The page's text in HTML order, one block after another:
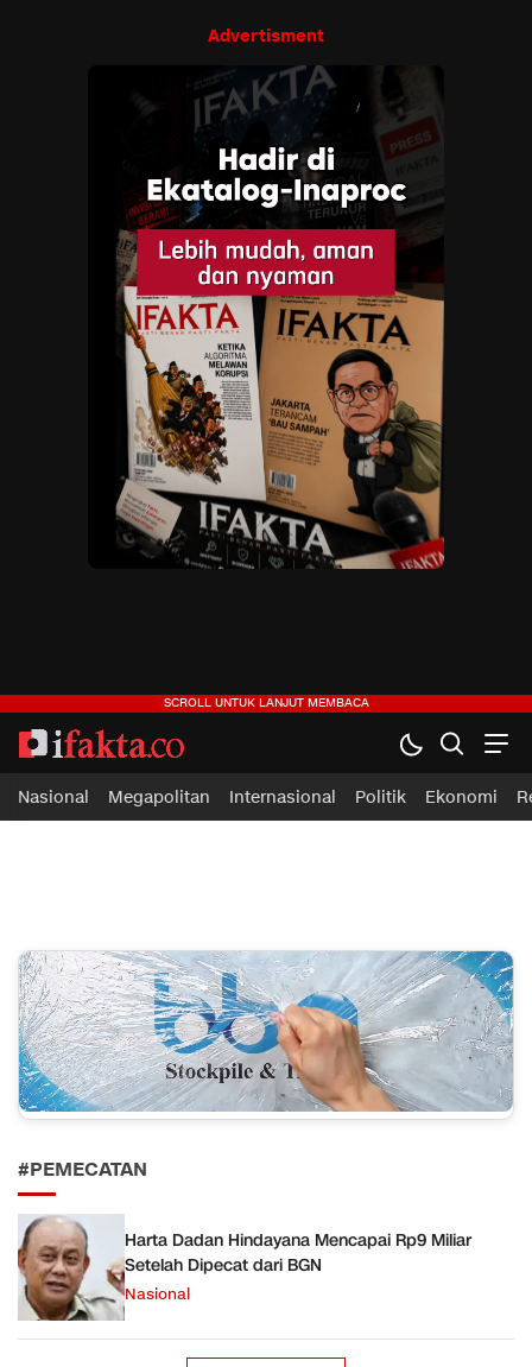
Advertisment
ifakta.co
#pastibenar
Nasional Megapolitan Internasional Politik Ekonomi
#PEMECATAN
Harta Dadan Hindayana Mencapai Rp9 Miliar
Setelah Dipecat dari BGN
Nasional